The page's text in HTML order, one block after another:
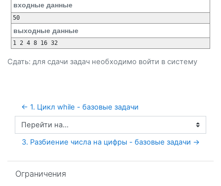
входные данные
выходные данные
Сдать: для сдачи задач необходимо войти в систему
← 1. Цикл while - базовые задачи
Перейти на...
3. Разбиение числа на цифры - базовые задачи →
Ограничения